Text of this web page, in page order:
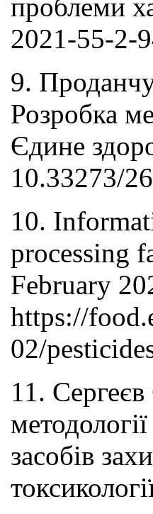
проблеми
2021-55-2-
9.
Розробка
Єдине
10.33273/
10.
processing
February
https://
02/
11.
засобів